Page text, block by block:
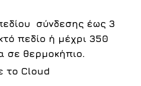
σύνδεσης έως 3
πεδίο ή μέχρι 350
σε θερμοκήπιο.
το Cloud